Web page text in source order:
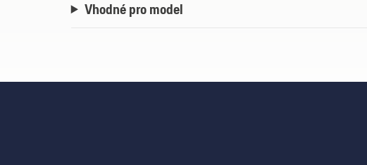
Vhodné pro model